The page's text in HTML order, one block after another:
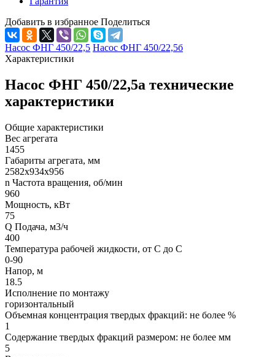
Добавить в избранное Поделиться
Насос ФНГ 450/22,5 Насос ФНГ 450/22,5б
Характеристики
Насос ФНГ 450/22,5а технические
характеристики
Общие характеристики
Вес агрегата
1455
Габариты агрегата, мм
2582х934х956
n Частота вращения, об/мин
960
Мощность, кВт
75
Q Подача, м3/ч
400
Температура рабочей жидкости, от С до С
0-90
Напор, м
18.5
Исполнение по монтажу
горизонтальный
Объемная концентрация твердых фракций: не более %
1
Содержание твердых фракций размером: не более мм
5